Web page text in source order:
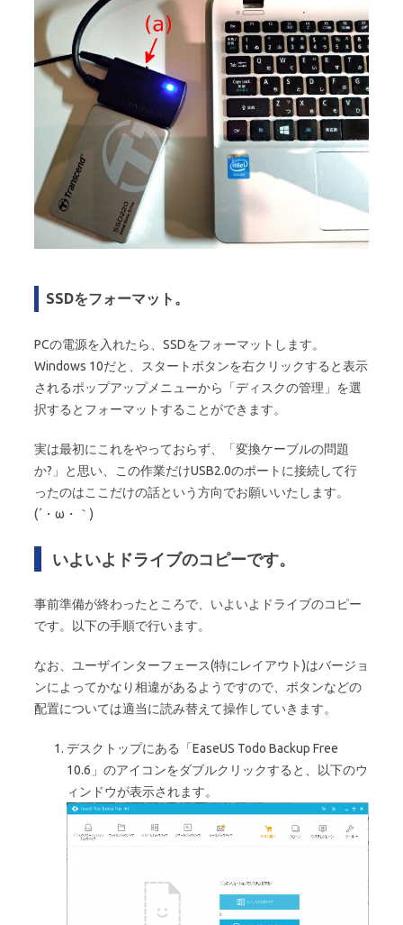
SSDをフォーマット。
PCの電源を入れたら、SSDをフォーマットします。
Windows 10だと、スタートボタンを右クリックすると表示
されるポップアップメニューから「ディスクの管理」を選
択するとフォーマットすることができます。
実は最初にこれをやっておらず、「変換ケーブルの問題
か?」と思い、この作業だけUSB2.0のポートに接続して行
ったのはここだけの話という方向でお願いいたします。
(´・ω・｀)
いよいよドライブのコピーです。
事前準備が終わったところで、いよいよドライブのコピー
です。以下の手順で行います。
なお、ユーザインターフェース(特にレイアウト)はバージョ
ンによってかなり相違があるようですので、ボタンなどの
配置については適当に読み替えて操作していきます。
デスクトップにある「EaseUS Todo Backup Free
10.6」のアイコンをダブルクリックすると、以下のウ
ィンドウが表示されます。